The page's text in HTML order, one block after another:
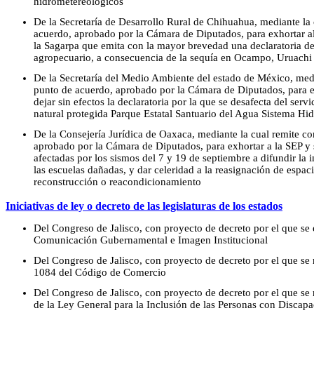
De la Secretaría de Desarrollo Rural de Chihuahua, mediante
acuerdo, aprobado por la Cámara de Diputados, para exhortar
la Sagarpa que emita con la mayor brevedad una declaratoria
agropecuario, a consecuencia de la sequía en Ocampo,
De la Secretaría del Medio Ambiente del estado de México,
punto de acuerdo, aprobado por la Cámara de Diputados, para
dejar sin efectos la declaratoria por la que se desafecta del
natural protegida Parque Estatal Santuario del Agua Sistema
De la Consejería Jurídica de Oaxaca, mediante la cual remite
aprobado por la Cámara de Diputados, para exhortar a la SEP
afectadas por los sismos del 7 y 19 de septiembre a difundir
las escuelas dañadas, y dar celeridad a la reasignación de
reconstrucción o reacondicionamiento
Iniciativas de ley o decreto de las legislaturas de los estados
Del Congreso de Jalisco, con proyecto de decreto por el que
Comunicación Gubernamental e Imagen Institucional
Del Congreso de Jalisco, con proyecto de decreto por el que
1084 del Código de Comercio
Del Congreso de Jalisco, con proyecto de decreto por el que
de la Ley General para la Inclusión de las Personas con